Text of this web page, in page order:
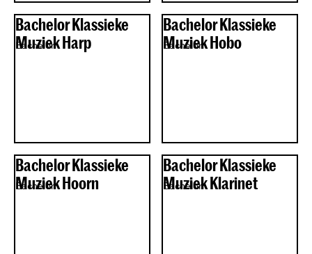
Bachelor Klassieke
Muziek Harp
Bachelor
Bachelor Klassieke
Muziek Hobo
Bachelor
Bachelor Klassieke
Muziek Hoorn
Bachelor
Bachelor Klassieke
Muziek Klarinet
Bachelor